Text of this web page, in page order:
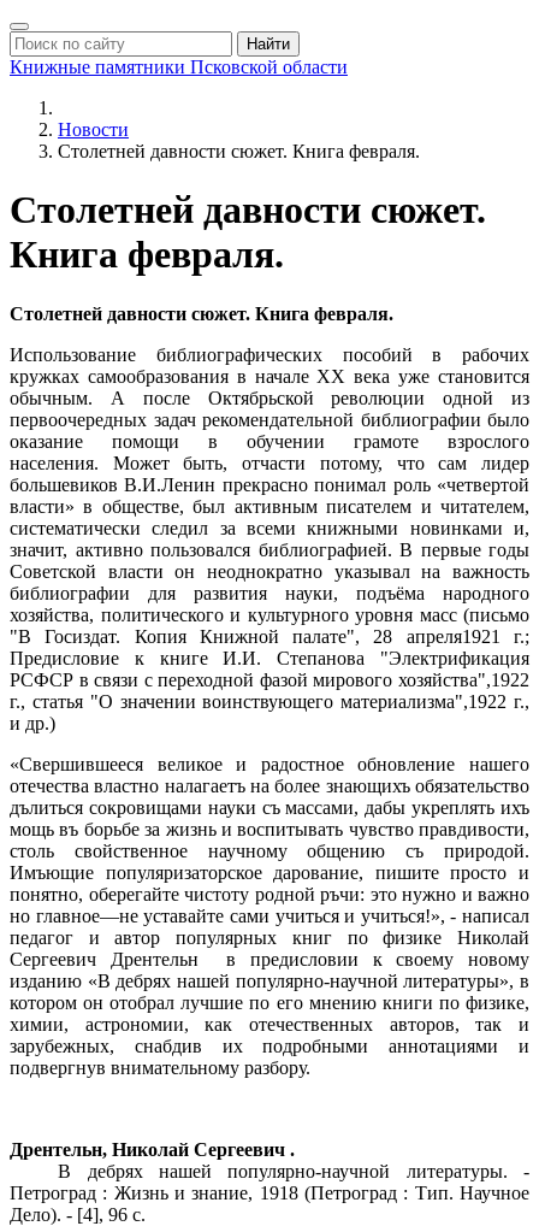
Найти
Книжные памятники Псковской области
Новости
Столетней давности сюжет. Книга февраля.
Столетней давности сюжет.
Книга февраля.
Столетней давности сюжет. Книга февраля.
Использование библиографических пособий в рабочих
кружках самообразования в начале ХХ века уже становится
обычным. А после Октябрьской революции одной из
первоочередных задач рекомендательной библиографии было
оказание помощи в обучении грамоте взрослого
населения. Может быть, отчасти потому, что сам лидер
большевиков В.И.Ленин прекрасно понимал роль «четвертой
власти» в обществе, был активным писателем и читателем,
систематически следил за всеми книжными новинками и,
значит, активно пользовался библиографией. В первые годы
Советской власти он неоднократно указывал на важность
библиографии для развития науки, подъёма народного
хозяйства, политического и культурного уровня масс (письмо
"В Госиздат. Копия Книжной палате", 28 апреля1921 г.;
Предисловие к книге И.И. Степанова "Электрификация
РСФСР в связи с переходной фазой мирового хозяйства",1922
г., статья "О значении воинствующего материализма",1922 г.,
и др.)
«Свершившееся великое и радостное обновление на­шего
отечества властно налагаетъ на более знающихъ обязательство
дълиться сокровищами науки съ мас­сами, дабы укреплять ихъ
мощь въ борьбе за жизнь и воспитывать чувство правдивости,
столь свойственное научному общению съ природой.
Имъющие популя­ризаторское дарование, пишите просто и
понятно, оберегайте чистоту родной ръчи: это нужно и важно
но главное—не уставайте сами учиться и учиться!», - написал
педагог и автор популярных книг по физике Николай
Сергеевич Дрентельн в предисловии к своему новому
изданию «В дебрях нашей популярно-научной литературы», в
котором он отобрал лучшие по его мнению книги по физике,
химии, астрономии, как отечественных авторов, так и
зарубежных, снабдив их подробными аннотациями и
подвергнув внимательному разбору.
Дрентельн, Николай Сергеевич .
В дебрях нашей популярно-научной литературы. -
Петроград : Жизнь и знание, 1918 (Петроград : Тип. Научное
Дело). - [4], 96 с.